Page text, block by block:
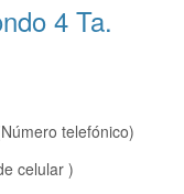
4 Ta.
telefónico)
celular )